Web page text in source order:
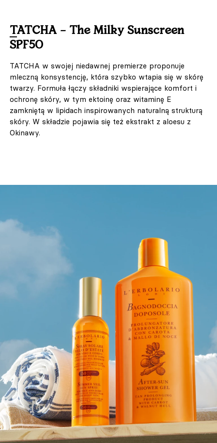
TATCHA – The Milky Sunscreen
SPF50
TATCHA w swojej niedawnej premierze proponuje
mleczną konsystencję, która szybko wtapia się w skórę
twarzy. Formuła łączy składniki wspierające komfort i
ochronę skóry, w tym ektoinę oraz witaminę E
zamkniętą w lipidach inspirowanych naturalną strukturą
skóry. W składzie pojawia się też ekstrakt z aloesu z
Okinawy.